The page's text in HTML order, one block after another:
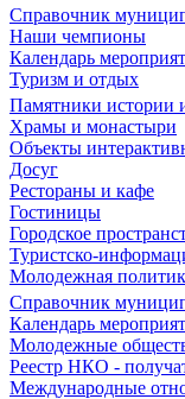
Справочник
Наши чемпионы
Календарь
Туризм и отдых
Памятники истории
Храмы и монастыри
Объекты
Досуг
Рестораны и кафе
Гостиницы
Городское
Туристско-
Молодежная
Справочник
Календарь
Молодежные
Реестр НКО -
Международные